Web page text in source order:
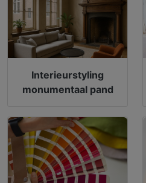
Interieurstyling
monumentaal pand